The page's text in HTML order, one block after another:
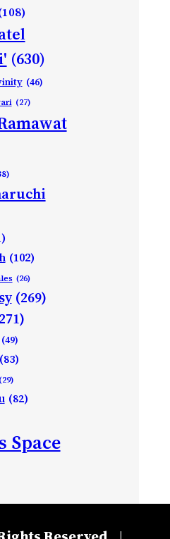
(630)
(46)
(27)
(102)
(26)
(269)
(49)
(83)
(29)
(82)
Space